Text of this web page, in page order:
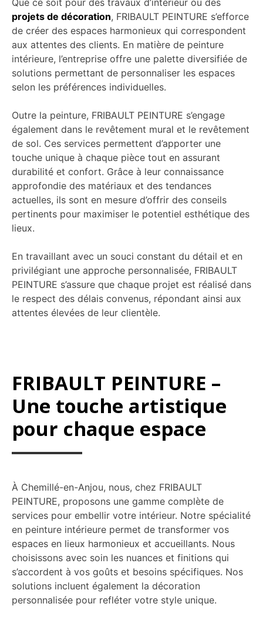
Que ce soit pour des travaux d’intérieur ou des
projets de décoration, FRIBAULT PEINTURE s’efforce
de créer des espaces harmonieux qui correspondent
aux attentes des clients. En matière de peinture
intérieure, l’entreprise offre une palette diversifiée de
solutions permettant de personnaliser les espaces
selon les préférences individuelles.
Outre la peinture, FRIBAULT PEINTURE s’engage
également dans le revêtement mural et le revêtement
de sol. Ces services permettent d’apporter une
touche unique à chaque pièce tout en assurant
durabilité et confort. Grâce à leur connaissance
approfondie des matériaux et des tendances
actuelles, ils sont en mesure d’offrir des conseils
pertinents pour maximiser le potentiel esthétique des
lieux.
En travaillant avec un souci constant du détail et en
privilégiant une approche personnalisée, FRIBAULT
PEINTURE s’assure que chaque projet est réalisé dans
le respect des délais convenus, répondant ainsi aux
attentes élevées de leur clientèle.
FRIBAULT PEINTURE –
Une touche artistique
pour chaque espace
À Chemillé-en-Anjou, nous, chez FRIBAULT
PEINTURE, proposons une gamme complète de
services pour embellir votre intérieur. Notre spécialité
en peinture intérieure permet de transformer vos
espaces en lieux harmonieux et accueillants. Nous
choisissons avec soin les nuances et finitions qui
s’accordent à vos goûts et besoins spécifiques. Nos
solutions incluent également la décoration
personnalisée pour refléter votre style unique.